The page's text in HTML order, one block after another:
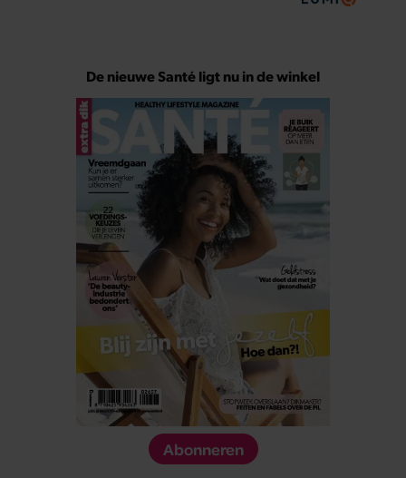
De nieuwe Santé ligt nu in de winkel
Abonneren